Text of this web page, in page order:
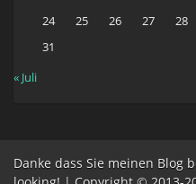
24
25 26 27 28
31
« Juli
Danke dass Sie meinen Blog